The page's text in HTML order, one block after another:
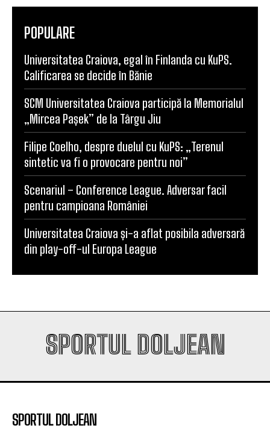
POPULARE
Universitatea Craiova, egal în Finlanda cu KuPS.
Calificarea se decide în Bănie
SCM Universitatea Craiova participă la Memorialul
„Mircea Pașek” de la Târgu Jiu
Filipe Coelho, despre duelul cu KuPS: „Terenul
sintetic va fi o provocare pentru noi”
Scenariul – Conference League. Adversar facil
pentru campioana României
Universitatea Craiova și-a aflat posibila adversară
din play-off-ul Europa League
SPORTUL DOLJEAN
SPORTUL DOLJEAN